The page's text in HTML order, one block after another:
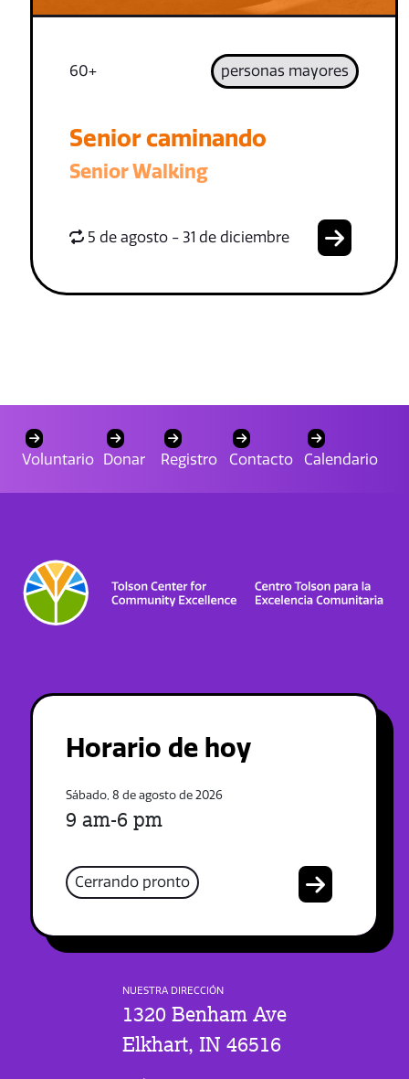
60+ personas mayores
Senior caminando
Senior Walking
5 de agosto - 31 de diciembre
Voluntario Donar Registro Contacto Calendario
Horario de hoy
Sábado, 8 de agosto de 2026
9 am-6 pm
Cerrando pronto
NUESTRA DIRECCIÓN
1320 Benham Ave
Elkhart, IN 46516